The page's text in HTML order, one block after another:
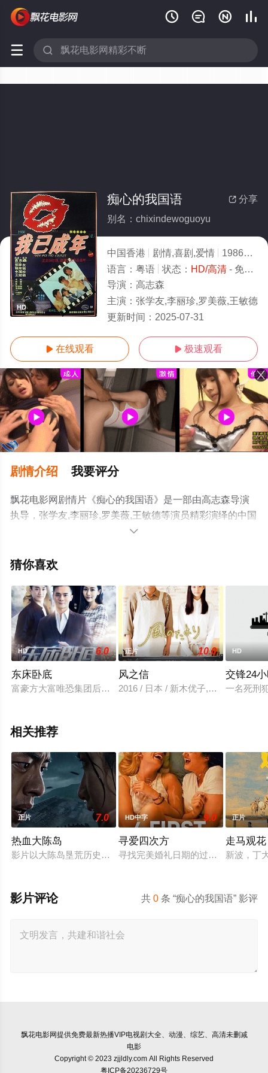
   
 
HD
 分享
痴心的我国语
别名：chixindewoguoyu
中国香港 剧情,喜剧,爱情 1986
3.0
语言： 粤语 状态： HD/高清- 免费在线观看
导演： 高志森
主演： 张学友,李丽珍,罗美薇,王敏德
更新时间： 2025-07-31
 在线观看  极速观看
剧情介绍 我要评分
飘花电影网剧情片《痴心的我国语》是一部由高志森导演
执导，张学友,李丽珍,罗美薇,王敏德等演员精彩演绎的中国
香港电影，手机免费观看高清无删减完整版电影大全就上
情网等平台了解。

猜你喜欢
HD 6.0
东床卧底
富豪方大富唯恐集团后继无人而想方设法给女儿方可儿寻找上
正片 10.0
风之信
2016 / 日本 / 新木优子,平田薰,秋本祐
HD
交锋24
一名死刑
相关推荐
正片 7.0
热血大陈岛
影片以大陈岛垦荒历史为创作底色，在尊重历史真实性的前提
HD中字 9.0
寻爱四次方
寻找完美婚礼日期的过程，扎拉经
正片
走马观花
新波，丁
共0 条 “痴心的我国语” 影评
影片评论
飘花电影网提供免费最新热播VIP电视剧大全、动漫、综艺、高清未删减
电影
Copyright © 2023 zjjldly.com All Rights Reserved
粤ICP备20236729号